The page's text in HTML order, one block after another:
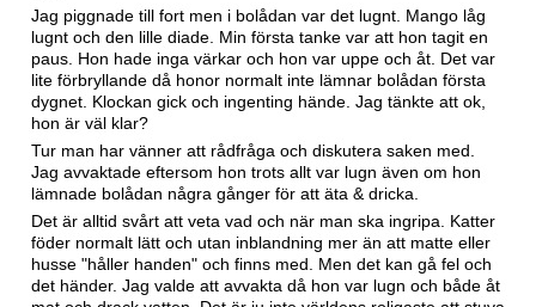
Jag piggnade till fort men i bolådan var det lugnt. Mango låg
lugnt och den lille diade. Min första tanke var att hon tagit en
paus. Hon hade inga värkar och hon var uppe och åt. Det var
lite förbryllande då honor normalt inte lämnar bolådan första
dygnet. Klockan gick och ingenting hände. Jag tänkte att ok,
hon är väl klar?
Tur man har vänner att rådfråga och diskutera saken med.
Jag avvaktade eftersom hon trots allt var lugn även om hon
lämnade bolådan några gånger för att äta & dricka.
Det är alltid svårt att veta vad och när man ska ingripa. Katter
föder normalt lätt och utan inblandning mer än att matte eller
husse "håller handen" och finns med. Men det kan gå fel och
det händer. Jag valde att avvakta då hon var lugn och både åt